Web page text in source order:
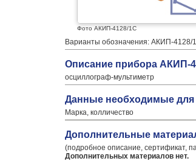
Фото АКИП-4128/1С
Варианты обозначения: АКИП-4128/
Описание прибора АКИП-
осциллограф-мультиметр
Данные необходимые для
Марка, колличество
Дополнительные
(подробное описание, сертификат,
Дополнительных материалов нет.